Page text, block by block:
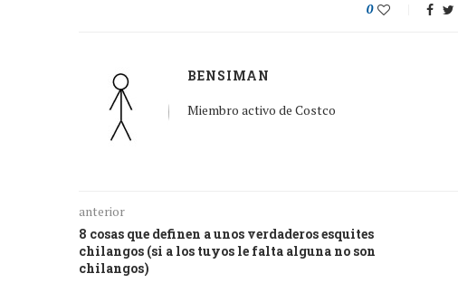
0
BENSIMAN
Miembro activo de Costco
anterior
8 cosas que definen a unos verdaderos esquites
chilangos (si a los tuyos le falta alguna no son
chilangos)